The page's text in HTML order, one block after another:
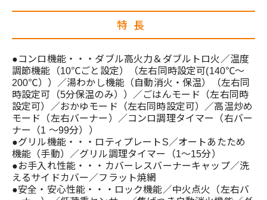
特長
●コンロ機能・・・ダブル高火力＆ダブルトロ火／温度
調節機能（10℃ごと設定）（左右同時設定可(140℃～
200℃））／湯わかし機能（自動消火・保温）（左右同
時設定可（5分保温のみ））／ごはんモード（左右同時
設定可）／おかゆモード（左右同時設定可）／高温炒め
モード（左右バーナー）／コンロ調理タイマー（右バー
ナー（1 ～99分））
●グリル機能・・・ロティプレートS／オートあたため
機能（手動）／グリル調理タイマー（1～15分）
●お手入れ性能・・・カバーレスバーナーキャップ／洗
えるサイドカバー／フラット焼網
●安全・安心性能・・・ロック機能／中火点火（左右バ